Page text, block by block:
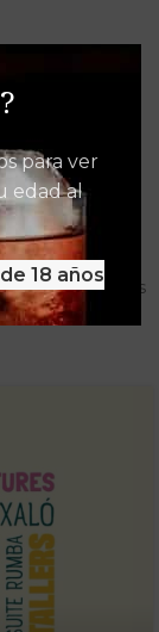
para ver
edad al
18 años
pensados
Vinalia